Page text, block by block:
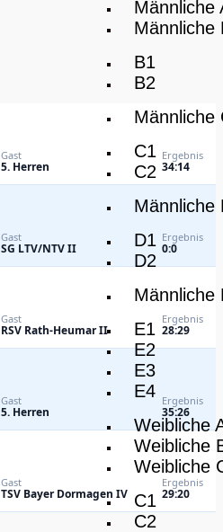
Männliche
Männliche
B1
B2
Männliche
C1
C2
Männliche
D1
D2
Männliche
E1
E2
E3
E4
Weibliche
Weibliche
Weibliche
C1
C2
Gast
5. Herren
Ergebnis
34:14
Gast
SG LTV/NTV II
Ergebnis
0:0
Gast
RSV Rath-Heumar II
Ergebnis
28:29
Gast
5. Herren
Ergebnis
35:26
Gast
TSV Bayer Dormagen IV
Ergebnis
29:20